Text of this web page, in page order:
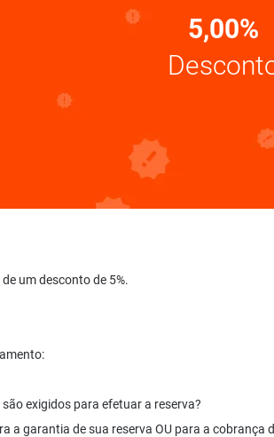
5,00%
um desconto de 5%.
exigidos para efetuar a reserva?
a garantia de sua reserva OU para a cobrança